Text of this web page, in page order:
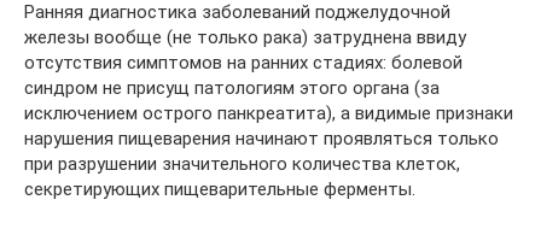
Ранняя диагностика заболеваний поджелудочной
железы вообще (не только рака) затруднена ввиду
отсутствия симптомов на ранних стадиях: болевой
синдром не присущ патологиям этого органа (за
исключением острого панкреатита), а видимые признаки
нарушения пищеварения начинают проявляться только
при разрушении значительного количества клеток,
секретирующих пищеварительные ферменты.